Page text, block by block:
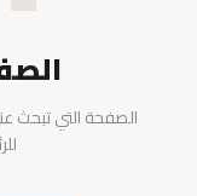
الصفحة التي تبحث